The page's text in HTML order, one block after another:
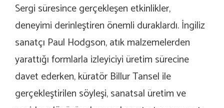
Sergi süresince gerçekleşen etkinlikler,
deneyimi derinleştiren önemli duraklardı. İngiliz
sanatçı Paul Hodgson, atık malzemelerden
yarattığı formlarla izleyiciyi üretim sürecine
davet ederken, küratör Billur Tansel ile
gerçekleştirilen söyleşi, sanatsal üretim ve